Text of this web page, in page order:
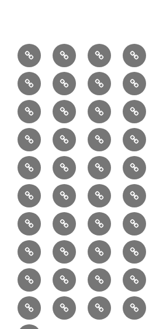
1/10：
材
料
10/10：
ジ
ュ
エ
リ
ー
2/10：
製
作
3/10：
は
ぎ
れ
6/10：
読
書
7/10：
食・
健
康
8/10：
リ
フ
ォ
ー
ム
9/10：
コ
ー
デ
②
半
月
型
③
巾
着
袋
（縦
長）
④
巾
着
袋
（小）
⑤
巾
着
シ
ョ
ル
ダ
ー
⑧
メ
ッ
セ
ン
ジ
ャ
ー
⑨
ミ
シ
ン
カ
バ
ー
⑩
マ
チ
無
し
シ
ョ
ル
ダ
ー
（定
番
品
⑪
マ
ス
ク
⑭
ボ
ッ
ク
ス
型
⑮
ボ
ス
ト
ン
⑯
ヘ
ル
メ
ッ
ト
バ
ッ
グ
⑰
ピ
ン
タ
ッ
ク
バ
ッ
グ
⑳
ハ
ン
ド
バ
ッ
グ
お
取
引
の
流
れ
お
問
合
せ
及
び
ご
相
談
デ
ジ
タ
ル
コ
ン
テ
ン
ツ
プ
ラ
イ
バ
シ
ー
ポ
リ
ラ
ン
デ
ィ
ン
グ
ペ
ル
ー
ル
レ
ン
タ
ル
ジ
ュ
エ
㉒
エ
コ
バ
ッ
グ
㉓
楽
器
入
れ
㉔
ナ
ッ
プ
サ
ッ
㉕
ド
ー
ム
型
㉘
カ
ー
テ
㉙
ク
ッ
シ
㉚
ク
ラ
ッ
㉛
ト
ー
ト
事
業
伝
言
共
有
最
近